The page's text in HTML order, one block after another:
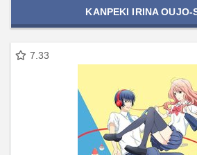
KANPEKI IRINA OUJO-
7.33